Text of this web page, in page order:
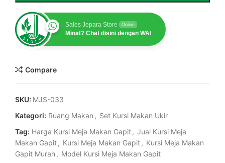
Sales Jepara Store Online
Minat? Chat disini dengan WA!
Compare
SKU: MJS-033
Kategori: Ruang Makan , Set Kursi Makan Ukir
Tag: Harga Kursi Meja Makan Gapit, Jual Kursi Meja
Makan Gapit, Kursi Meja Makan Gapit, Kursi Meja Makan
Gapit Murah, Model Kursi Meja Makan Gapit